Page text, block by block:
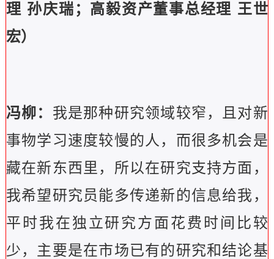
理 孙庆瑞；高毅资产董事总经理 王世
宏）
冯柳： 我是那种研究领域较窄，且对新
事物学习速度较慢的人，而很多机会是
藏在新东西里，所以在研究支持方面，
我希望研究员能多传递新的信息给我，
平时我在独立研究方面花费时间比较
少，主要是在市场已有的研究和结论基